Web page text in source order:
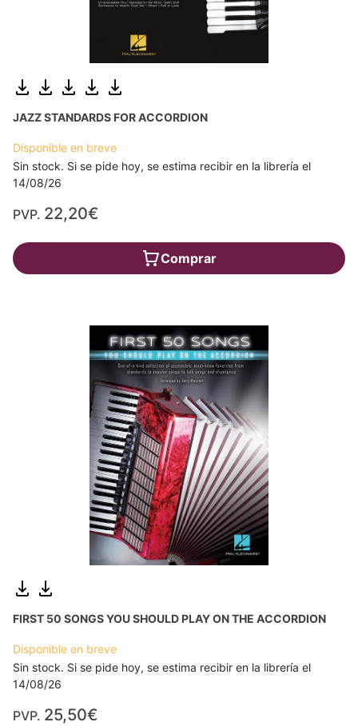
JAZZ STANDARDS FOR ACCORDION
Disponible en breve
Sin stock. Si se pide hoy, se estima recibir en la librería el
14/08/26
PVP. 22,20€
Comprar
FIRST 50 SONGS YOU SHOULD PLAY ON THE ACCORDION
Disponible en breve
Sin stock. Si se pide hoy, se estima recibir en la librería el
14/08/26
PVP. 25,50€